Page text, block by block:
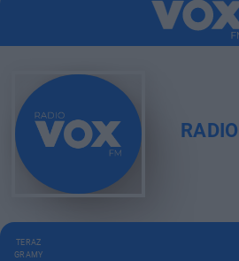
TERAZ
GRAMY